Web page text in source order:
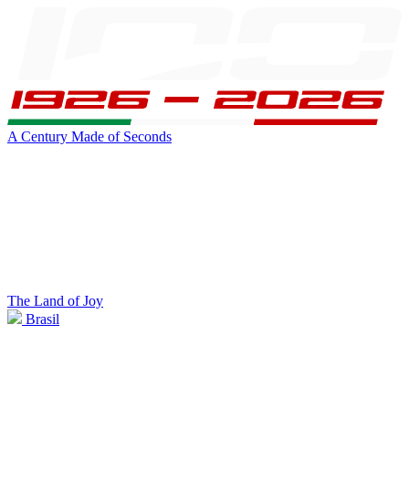
A Century Made of Seconds
The Land of Joy
Brasil